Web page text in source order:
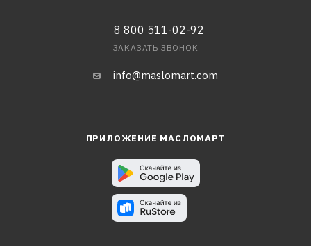
8 800 511-02-92
ЗАКАЗАТЬ ЗВОНОК
info@maslomart.com
ПРИЛОЖЕНИЕ МАСЛОМАРТ